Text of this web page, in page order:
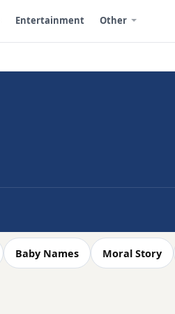
Entertainment Other
Baby Names Moral Story